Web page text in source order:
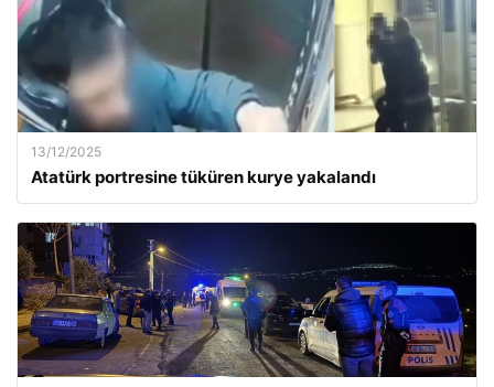
13/12/2025
Atatürk portresine tüküren kurye yakalandı